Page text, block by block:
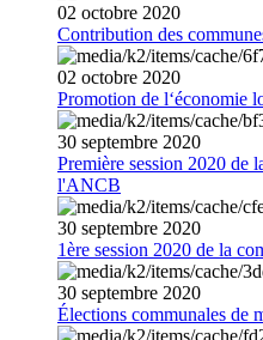
02 octobre 2020
Contribution des
02 octobre 2020
Promotion de l‘économie
30 septembre 2020
Première session 2020 de
l'ANCB
30 septembre 2020
1ère session 2020 de la
30 septembre 2020
Élections communales de